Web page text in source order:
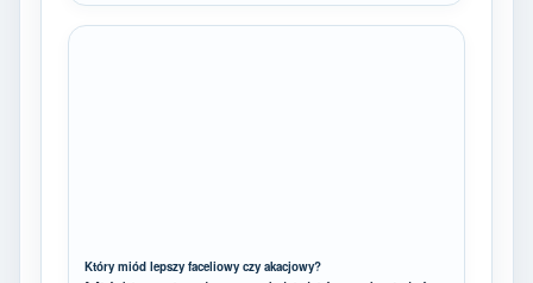
Który miód lepszy faceliowy czy akacjowy?